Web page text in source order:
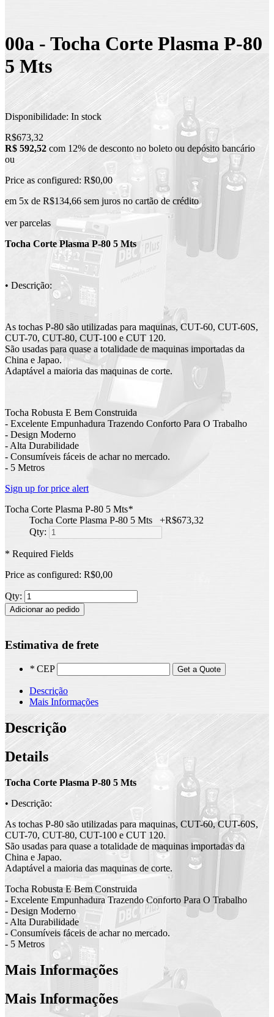
00a - Tocha Corte Plasma P-80
5 Mts
Disponibilidade: In stock
R$673,32
R$ 592,52 com 12% de desconto no boleto ou depósito bancário
ou
Price as configured: R$0,00
em 5x de R$134,66 sem juros no cartão de crédito
ver parcelas
Tocha Corte Plasma P-80 5 Mts
• Descrição:
As tochas P-80 são utilizadas para maquinas, CUT-60, CUT-60S,
CUT-70, CUT-80, CUT-100 e CUT 120.
São usadas para quase a totalidade de maquinas importadas da
China e Japao.
Adaptável a maioria das maquinas de corte.
Tocha Robusta E Bem Construida
- Excelente Empunhadura Trazendo Conforto Para O Trabalho
- Design Moderno
- Alta Durabilidade
- Consumíveis fáceis de achar no mercado.
- 5 Metros
Sign up for price alert
Tocha Corte Plasma P-80 5 Mts*
Tocha Corte Plasma P-80 5 Mts +R$673,32
Qty:
* Required Fields
Price as configured: R$0,00
Qty:
Adicionar ao pedido
Estimativa de frete
* CEP Get a Quote
Descrição
Mais Informações
Descrição
Details
Tocha Corte Plasma P-80 5 Mts
• Descrição:
As tochas P-80 são utilizadas para maquinas, CUT-60, CUT-60S,
CUT-70, CUT-80, CUT-100 e CUT 120.
São usadas para quase a totalidade de maquinas importadas da
China e Japao.
Adaptável a maioria das maquinas de corte.
Tocha Robusta E Bem Construida
- Excelente Empunhadura Trazendo Conforto Para O Trabalho
- Design Moderno
- Alta Durabilidade
- Consumíveis fáceis de achar no mercado.
- 5 Metros
Mais Informações
Mais Informações